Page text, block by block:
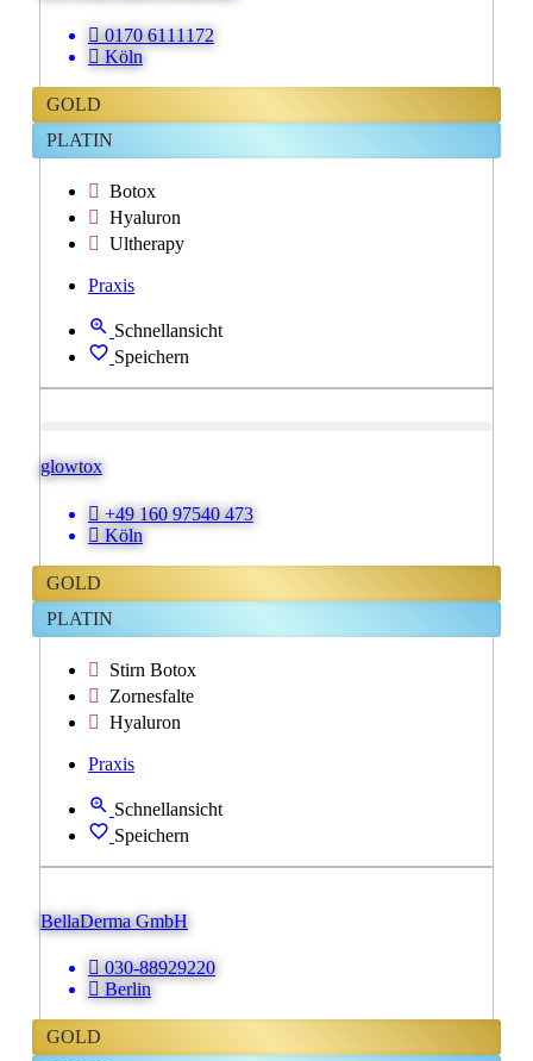
0170 6111172
Köln
GOLD
PLATIN
Botox
Hyaluron
Ultherapy
Praxis
Schnellansicht
Speichern
glowtox
+49 160 97540 473
Köln
GOLD
PLATIN
Stirn Botox
Zornesfalte
Hyaluron
Praxis
Schnellansicht
Speichern
BellaDerma GmbH
030-88929220
Berlin
GOLD